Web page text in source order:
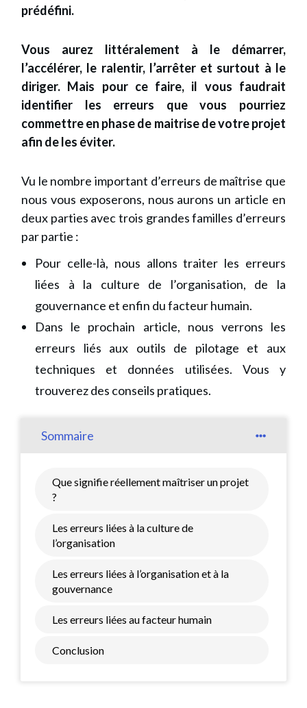
prédéfini.
Vous aurez littéralement à le démarrer,
l’accélérer, le ralentir, l’arrêter et surtout à le
diriger. Mais pour ce faire, il vous faudrait
identifier les erreurs que vous pourriez
commettre en phase de maitrise de votre projet
afin de les éviter.
Vu le nombre important d’erreurs de maîtrise que
nous vous exposerons, nous aurons un article en
deux parties avec trois grandes familles d’erreurs
par partie :
Pour celle-là, nous allons traiter les erreurs
liées à la culture de l’organisation, de la
gouvernance et enfin du facteur humain.
Dans le prochain article, nous verrons les
erreurs liés aux outils de pilotage et aux
techniques et données utilisées. Vous y
trouverez des conseils pratiques.
Sommaire
Que signifie réellement maîtriser un projet
?
Les erreurs liées à la culture de
l’organisation
Les erreurs liées à l’organisation et à la
gouvernance
Les erreurs liées au facteur humain
Conclusion